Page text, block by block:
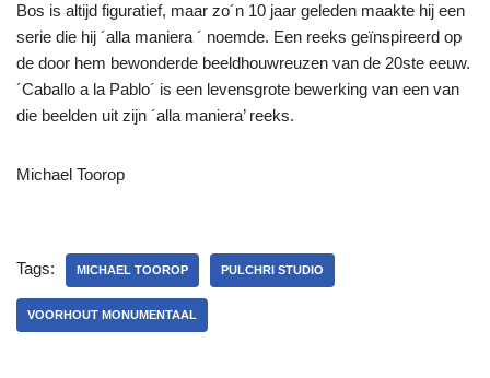
Bos is altijd figuratief, maar zo´n 10 jaar geleden maakte hij een
serie die hij ´alla maniera ´ noemde. Een reeks geïnspireerd op
de door hem bewonderde beeldhouwreuzen van de 20ste eeuw.
´Caballo a la Pablo´ is een levensgrote bewerking van een van
die beelden uit zijn ´alla maniera’ reeks.
Michael Toorop
Tags: MICHAEL TOOROP PULCHRI STUDIO
VOORHOUT MONUMENTAAL